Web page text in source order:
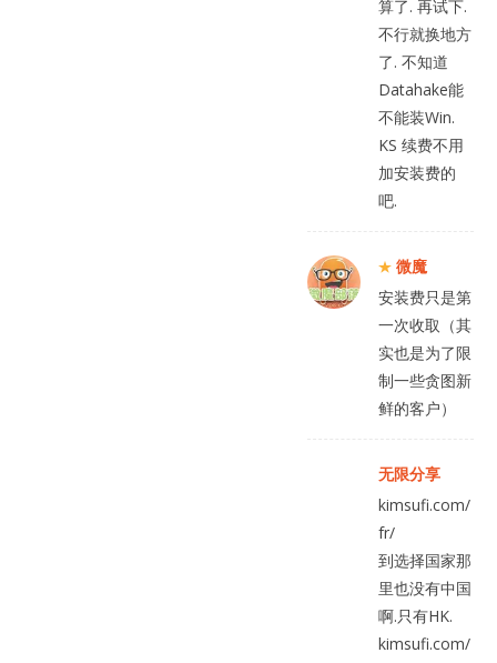
算了. 再试下.
不行就换地方
了. 不知道
Datahake能
不能装Win.
KS 续费不用
加安装费的
吧.
微魔
安装费只是第
一次收取（其
实也是为了限
制一些贪图新
鲜的客户）
无限分享
kimsufi.com/
fr/
到选择国家那
里也没有中国
啊.只有HK.
kimsufi.com/